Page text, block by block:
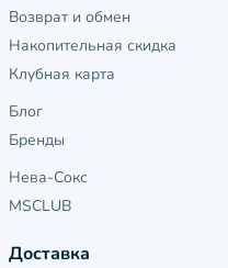
Возврат и обмен
Накопительная скидка
Клубная карта
Блог
Бренды
Нева-Сокс
MSCLUB
Доставка